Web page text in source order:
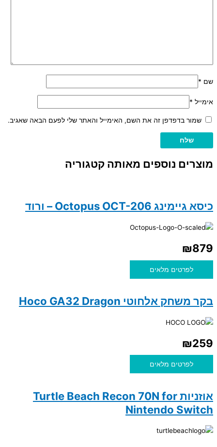
שם *
אימייל *
שמור בדפדפן זה את השם, האימייל והאתר שלי לפעם הבאה שאגיב.
מוצרים נוספים מאותה קטגוריה
כיסא גיימינג Octopus OCT-206 – ורוד
₪879
לפרטים מלאים
בקר משחק אלחוטי Hoco GA32 Dragon
₪259
לפרטים מלאים
אוזניות Turtle Beach Recon 70N for
Nintendo Switch